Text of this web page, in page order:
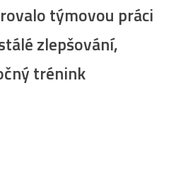
týmovou práci
zlepšování,
trénink